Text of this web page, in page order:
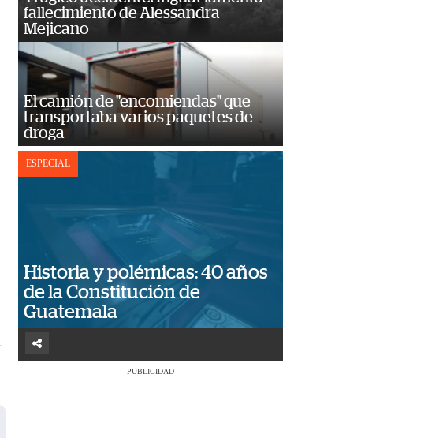
fallecimiento de Alessandra
Mejicano
El camión de "encomiendas" que
transportaba varios paquetes de
droga
ESPECIAL
Historia y polémicas: 40 años
de la Constitución de
Guatemala
PUBLICIDAD